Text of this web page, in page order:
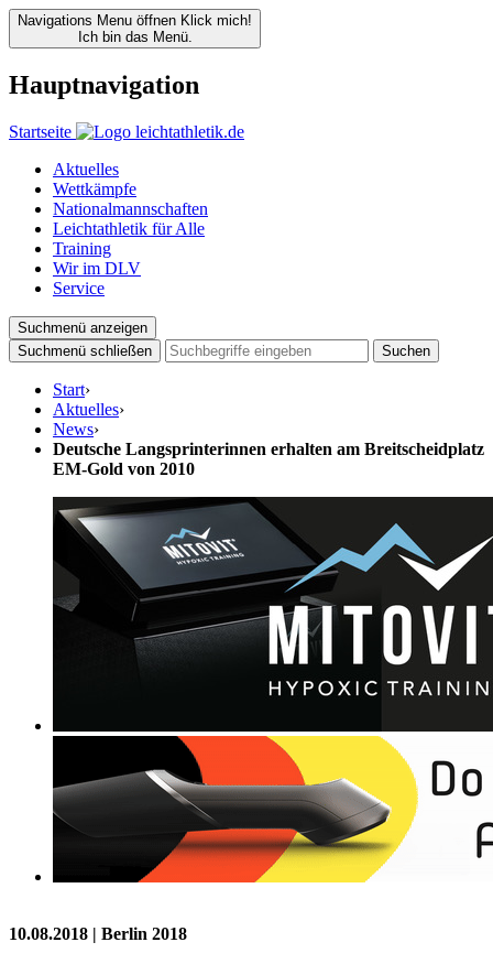
Navigations Menu öffnen Klick mich!
Ich bin das Menü.
Hauptnavigation
Startseite
Aktuelles
Wettkämpfe
Nationalmannschaften
Leichtathletik für Alle
Training
Wir im DLV
Service
Suchmenü anzeigen
Suchmenü schließen
Suchen
Start›
Aktuelles›
News›
Deutsche Langsprinterinnen erhalten am Breitscheidplatz
EM-Gold von 2010
10.08.2018 | Berlin 2018